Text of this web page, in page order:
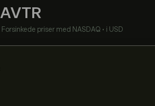
AVTR
Forsinkede priser med NASDAQ • i USD